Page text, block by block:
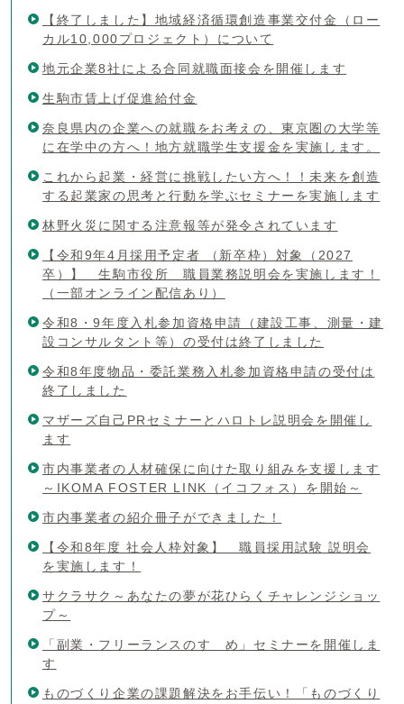
【終了しました】地域経済循環創造事業交付金（ロー
カル10,000プロジェクト）について
地元企業8社による合同就職面接会を開催します
生駒市賃上げ促進給付金
奈良県内の企業への就職をお考えの、東京圏の大学等
に在学中の方へ！地方就職学生支援金を実施します。
これから起業・経営に挑戦したい方へ！！未来を創造
する起業家の思考と行動を学ぶセミナーを実施します
林野火災に関する注意報等が発令されています
【令和9年4月採用予定者 （新卒枠）対象（2027
卒）】 生駒市役所 職員業務説明会を実施します！
（一部オンライン配信あり）
令和8・9年度入札参加資格申請（建設工事、測量・建
設コンサルタント等）の受付は終了しました
令和8年度物品・委託業務入札参加資格申請の受付は
終了しました
マザーズ自己PRセミナーとハロトレ説明会を開催し
ます
市内事業者の人材確保に向けた取り組みを支援します
～IKOMA FOSTER LINK（イコフォス）を開始～
市内事業者の紹介冊子ができました！
【令和8年度 社会人枠対象】 職員採用試験 説明会
を実施します！
サクラサク～あなたの夢が花ひらくチャレンジショッ
プ～
「副業・フリーランスのすゝめ」セミナーを開催しま
す
ものづくり企業の課題解決をお手伝い！「ものづくり